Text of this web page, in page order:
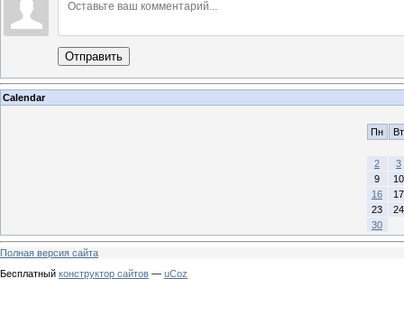
Отправить
Calendar
Пн Вт
2
3
9
10
16
17
23
24
30
Полная версия сайта
Бесплатный конструктор сайтов — uCoz